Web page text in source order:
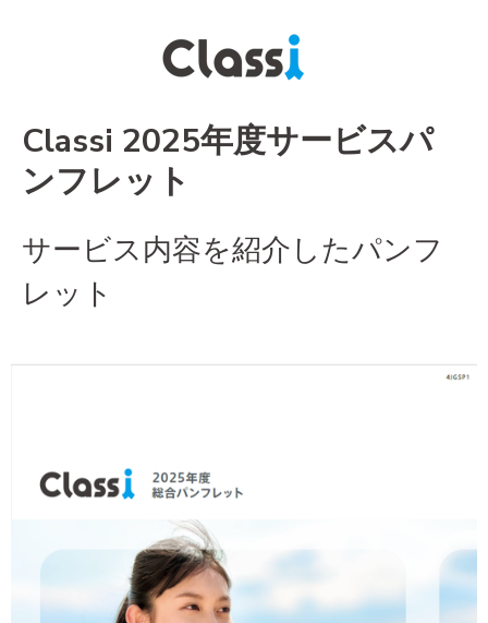
Classi 2025年度サービスパ
ンフレット
サービス内容を紹介したパンフ
レット